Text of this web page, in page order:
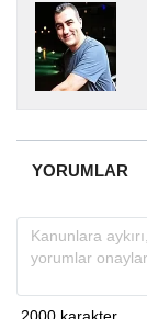
YORUMLAR